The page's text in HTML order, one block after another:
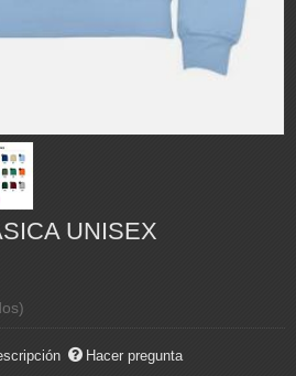
UNISEX
Hacer pregunta